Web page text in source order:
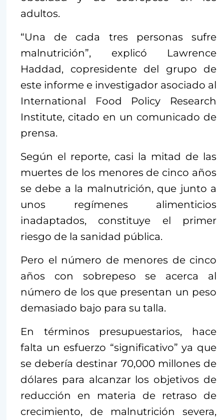
adultos.
“Una de cada tres personas sufre
malnutrición”, explicó Lawrence
Haddad, copresidente del grupo de
este informe e investigador asociado al
International Food Policy Research
Institute, citado en un comunicado de
prensa.
Según el reporte, casi la mitad de las
muertes de los menores de cinco años
se debe a la malnutrición, que junto a
unos regímenes alimenticios
inadaptados, constituye el primer
riesgo de la sanidad pública.
Pero el número de menores de cinco
años con sobrepeso se acerca al
número de los que presentan un peso
demasiado bajo para su talla.
En términos presupuestarios, hace
falta un esfuerzo “significativo” ya que
se debería destinar 70,000 millones de
dólares para alcanzar los objetivos de
reducción en materia de retraso de
crecimiento, de malnutrición severa,